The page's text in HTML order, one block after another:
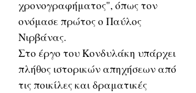
χρονογραφήματος", όπως τον
ονόμασε πρώτος ο Παύλος
Νιρβάνας.
Στο έργο του Κονδυλάκη υπάρχει
πλήθος ιστορικών απηχήσεων από
τις ποικίλες και δραματικές